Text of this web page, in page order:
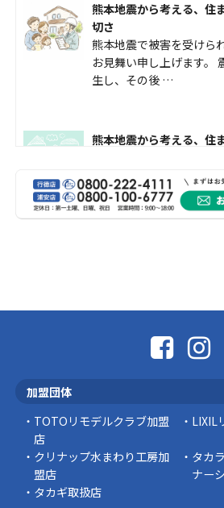
熊本地震から考える、住
切さ
熊本地震で被害を受けら
お見舞い申し上げます。
生し、その後 …
熊本地震から考える、住
受けられた皆様に、心よ
す。 今回の地震 …
加盟団体
TOTOリモデルクラブ加盟
店
LIXIL
クリナップ水まわり工房加
盟店
タカ
ナー
タカギ取扱店